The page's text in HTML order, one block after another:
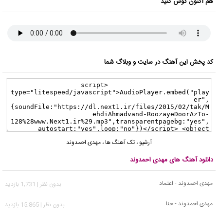
کد پخش این آهنگ در سایت و وبلاگ شما
آرشیو ، تک آهنگ ها، مهدی احمدوند
دانلود آهنگ های مهدی احمدوند
مهدی احمدوند - اعتماد
بدون نظر | 1,731 بازدید
مهدی احمدوند - حنا
بدون نظر | 15,865 بازدید